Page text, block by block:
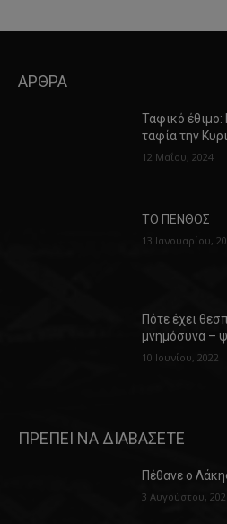
ΑΡΘΡΑ
Ταφικό έθιμο:
ταφία την
12 Μαΐου, 2024
ΤΟ ΠΕΝΘΟΣ
13 Ιανουαρίου,
Πότε έχει
μνημόσυνα –
10 Ιουνίου, 2022
ΠΡΕΠΕΙ ΝΑ ΔΙΑΒΑΣΕΤΕ
Πέθανε ο
3 Αυγούστου,